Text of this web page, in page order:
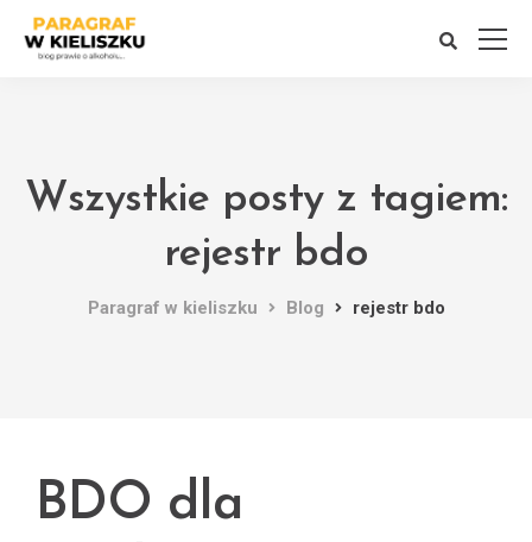
Wszystkie posty z tagiem:
rejestr bdo
Paragraf w kieliszku Blog rejestr bdo
BDO dla